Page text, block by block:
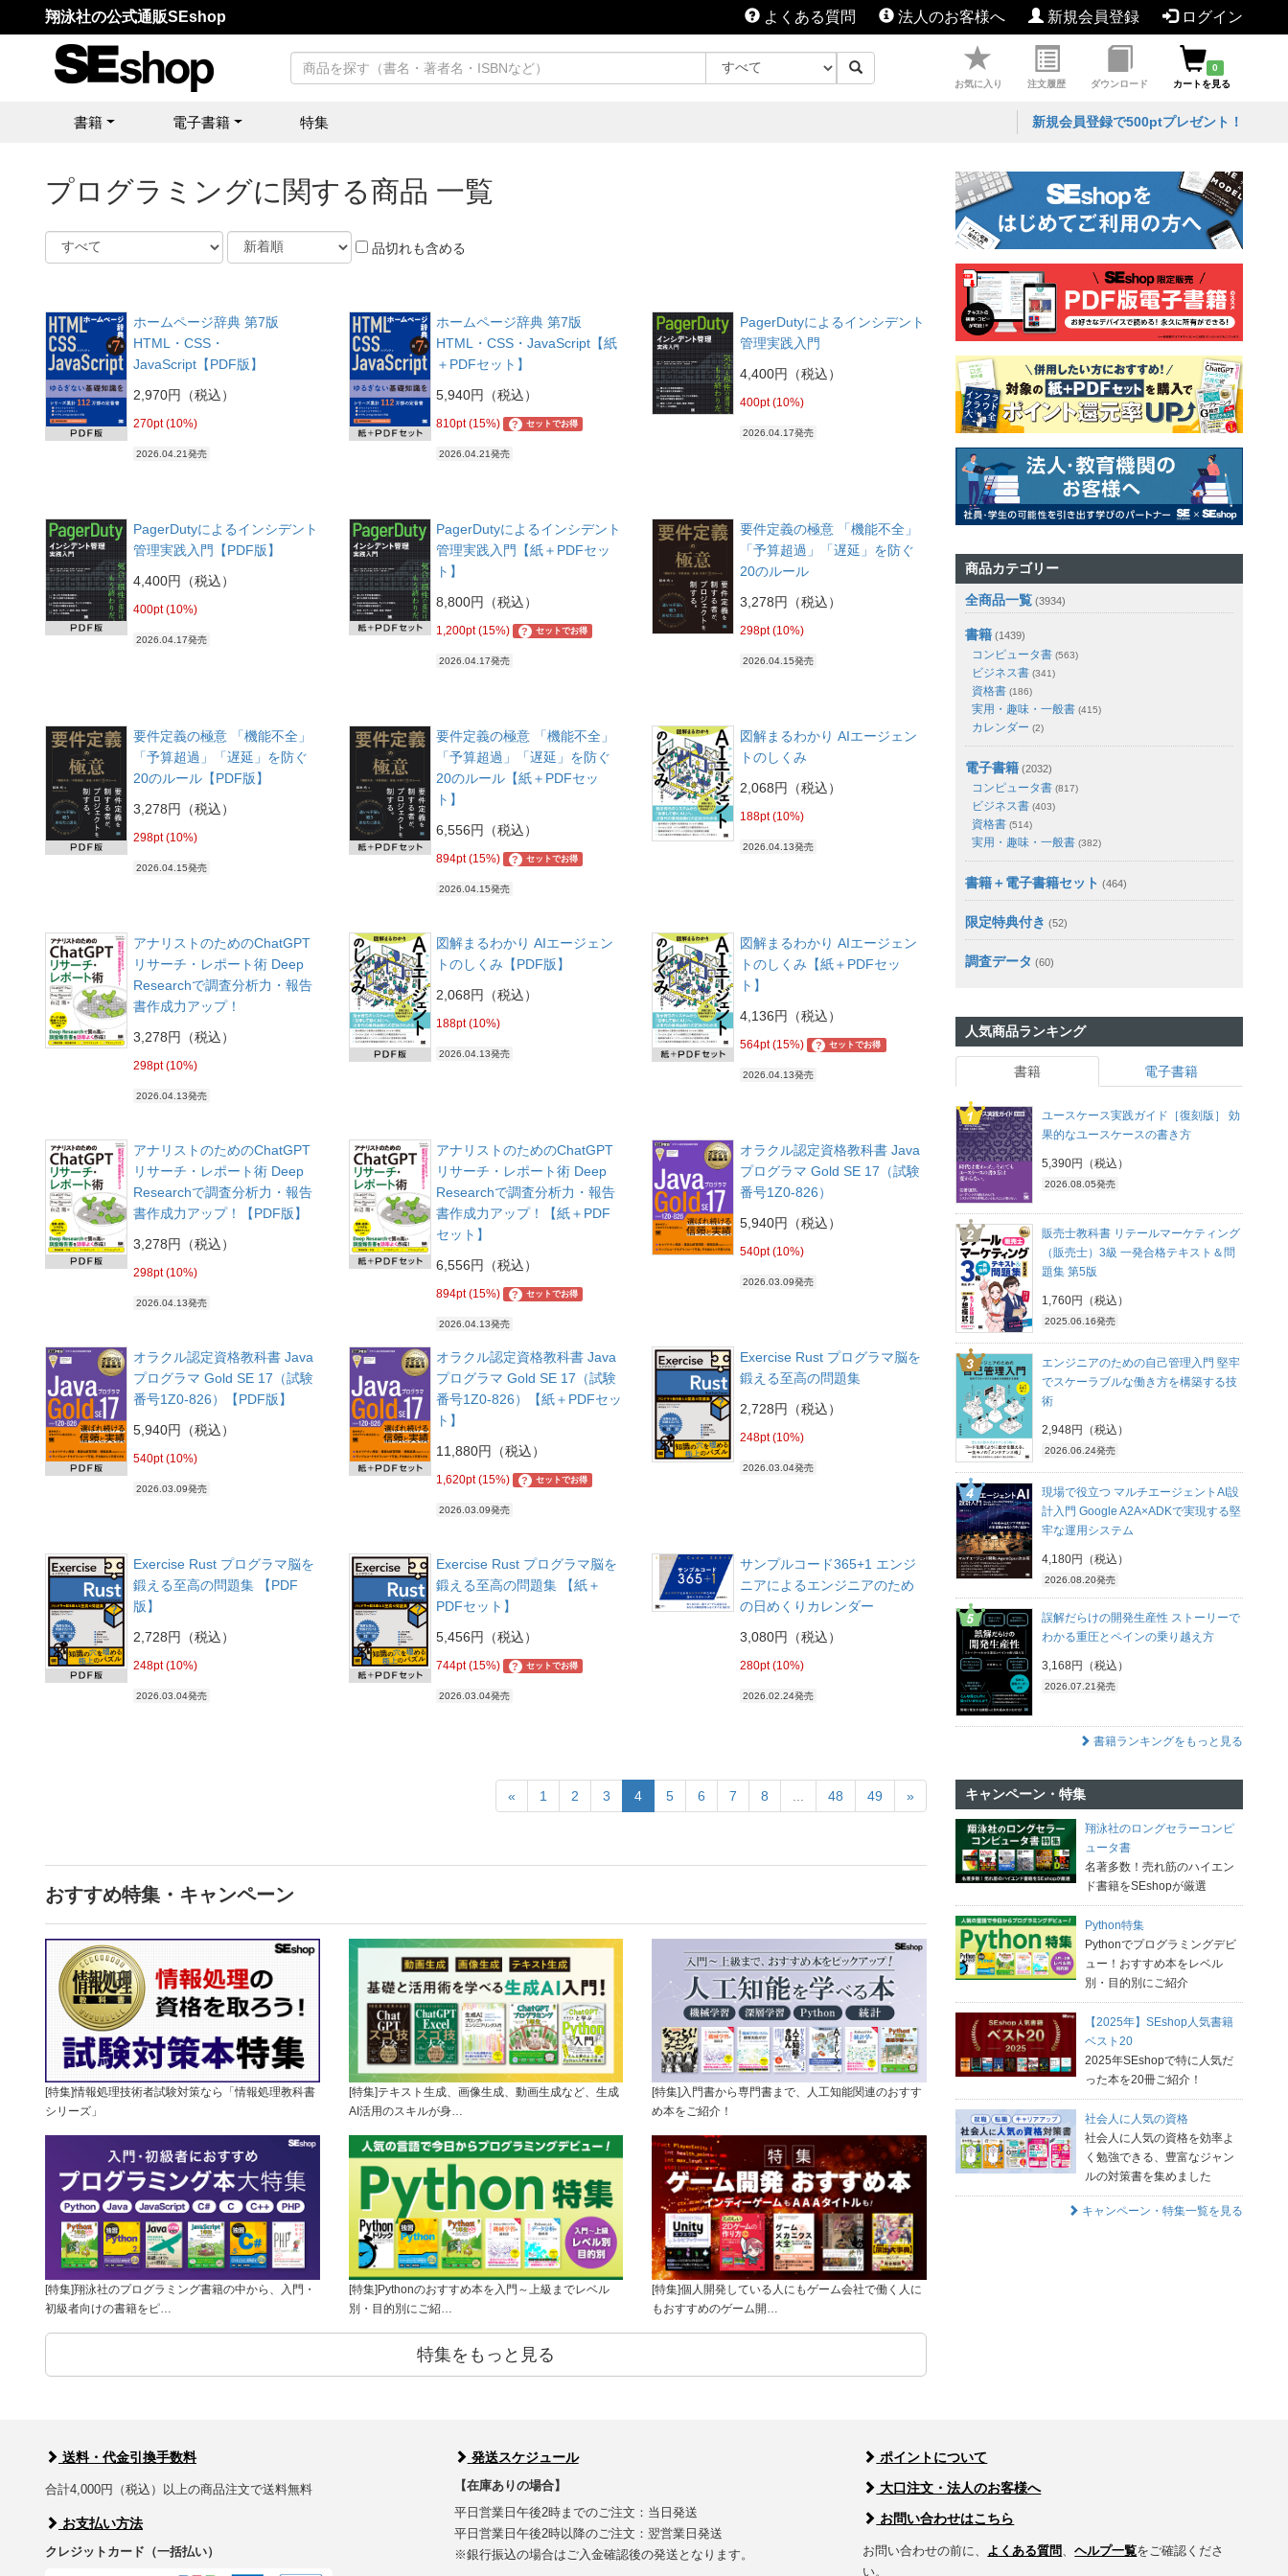
翔泳社の公式通販SEshop よくある質問 法人のお客様へ 新規会員登録 ログイン
お気に入り 注文履歴 ダウンロード
0
カートを見る
書籍 電子書籍 特集 新規会員登録で500ptプレゼント！
プログラミングに関する商品 一覧
品切れも含める
ホームページ辞典 第7版
HTML・CSS・
JavaScript【PDF版】
2,970円（税込）
270pt (10%)
2026.04.21発売
ホームページ辞典 第7版
HTML・CSS・JavaScript【紙
＋PDFセット】
5,940円（税込）
810pt (15%) ? セットでお得
2026.04.21発売
PagerDutyによるインシデント
管理実践入門
4,400円（税込）
400pt (10%)
2026.04.17発売
PagerDutyによるインシデント
管理実践入門【PDF版】
4,400円（税込）
400pt (10%)
2026.04.17発売
PagerDutyによるインシデント
管理実践入門【紙＋PDFセッ
ト】
8,800円（税込）
1,200pt (15%) ? セットでお得
2026.04.17発売
要件定義の極意 「機能不全」
「予算超過」「遅延」を防ぐ
20のルール
3,278円（税込）
298pt (10%)
2026.04.15発売
要件定義の極意 「機能不全」
「予算超過」「遅延」を防ぐ
20のルール【PDF版】
3,278円（税込）
298pt (10%)
2026.04.15発売
要件定義の極意 「機能不全」
「予算超過」「遅延」を防ぐ
20のルール【紙＋PDFセッ
ト】
6,556円（税込）
894pt (15%) ? セットでお得
2026.04.15発売
図解まるわかり AIエージェン
トのしくみ
2,068円（税込）
188pt (10%)
2026.04.13発売
アナリストのためのChatGPT
リサーチ・レポート術 Deep
Researchで調査分析力・報告
書作成力アップ！
3,278円（税込）
298pt (10%)
2026.04.13発売
図解まるわかり AIエージェン
トのしくみ【PDF版】
2,068円（税込）
188pt (10%)
2026.04.13発売
図解まるわかり AIエージェン
トのしくみ【紙＋PDFセッ
ト】
4,136円（税込）
564pt (15%) ? セットでお得
2026.04.13発売
アナリストのためのChatGPT
リサーチ・レポート術 Deep
Researchで調査分析力・報告
書作成力アップ！【PDF版】
3,278円（税込）
298pt (10%)
2026.04.13発売
アナリストのためのChatGPT
リサーチ・レポート術 Deep
Researchで調査分析力・報告
書作成力アップ！【紙＋PDF
セット】
6,556円（税込）
894pt (15%) ? セットでお得
2026.04.13発売
オラクル認定資格教科書 Java
プログラマ Gold SE 17（試験
番号1Z0-826）
5,940円（税込）
540pt (10%)
2026.03.09発売
オラクル認定資格教科書 Java
プログラマ Gold SE 17（試験
番号1Z0-826）【PDF版】
5,940円（税込）
540pt (10%)
2026.03.09発売
オラクル認定資格教科書 Java
プログラマ Gold SE 17（試験
番号1Z0-826）【紙＋PDFセッ
ト】
11,880円（税込）
1,620pt (15%) ? セットでお得
2026.03.09発売
Exercise Rust プログラマ脳を
鍛える至高の問題集
2,728円（税込）
248pt (10%)
2026.03.04発売
Exercise Rust プログラマ脳を
鍛える至高の問題集 【PDF
版】
2,728円（税込）
248pt (10%)
2026.03.04発売
Exercise Rust プログラマ脳を
鍛える至高の問題集 【紙＋
PDFセット】
5,456円（税込）
744pt (15%) ? セットでお得
2026.03.04発売
サンプルコード365+1 エンジ
ニアによるエンジニアのため
の日めくりカレンダー
3,080円（税込）
280pt (10%)
2026.02.24発売
« 1 2 3 4 5 6 7 8 48 49 »
おすすめ特集・キャンペーン
[特集]情報処理技術者試験対策なら「情報処理教科書
シリーズ」
[特集]テキスト生成、画像生成、動画生成など、生成
AI活用のスキルが身…
[特集]入門書から専門書まで、人工知能関連のおすす
め本をご紹介！
[特集]翔泳社のプログラミング書籍の中から、入門・
初級者向けの書籍をピ…
[特集]Pythonのおすすめ本を入門～上級までレベル
別・目的別にご紹…
[特集]個人開発している人にもゲーム会社で働く人に
もおすすめのゲーム開…
特集をもっと見る
商品カテゴリー
全商品一覧 (3934)
書籍 (1439)
コンピュータ書 (563)
ビジネス書 (341)
資格書 (186)
実用・趣味・一般書 (415)
カレンダー (2)
電子書籍 (2032)
コンピュータ書 (817)
ビジネス書 (403)
資格書 (514)
実用・趣味・一般書 (382)
書籍＋電子書籍セット (464)
限定特典付き (52)
調査データ (60)
人気商品ランキング
書籍 電子書籍
ユースケース実践ガイド［復刻版］ 効
果的なユースケースの書き方
5,390円（税込）
2026.08.05発売
販売士教科書 リテールマーケティング
（販売士）3級 一発合格テキスト＆問
題集 第5版
1,760円（税込）
2025.06.16発売
エンジニアのための自己管理入門 堅牢
でスケーラブルな働き方を構築する技
術
2,948円（税込）
2026.06.24発売
現場で役立つ マルチエージェントAI設
計入門 Google A2A×ADKで実現する堅
牢な運用システム
4,180円（税込）
2026.08.20発売
誤解だらけの開発生産性 ストーリーで
わかる重圧とペインの乗り越え方
3,168円（税込）
2026.07.21発売
書籍ランキングをもっと見る
キャンペーン・特集
翔泳社のロングセラーコンピ
ュータ書
名著多数！売れ筋のハイエン
ド書籍をSEshopが厳選
Python特集
Pythonでプログラミングデビ
ュー！おすすめ本をレベル
別・目的別にご紹介
【2025年】SEshop人気書籍
ベスト20
2025年SEshopで特に人気だ
った本を20冊ご紹介！
社会人に人気の資格
社会人に人気の資格を効率よ
く勉強できる、豊富なジャン
ルの対策書を集めました
キャンペーン・特集一覧を見る
送料・代金引換手数料
合計4,000円（税込）以上の商品注文で送料無料
お支払い方法
クレジットカード（一括払い）
発送スケジュール
【在庫ありの場合】
平日営業日午後2時までのご注文：当日発送
平日営業日午後2時以降のご注文：翌営業日発送
※銀行振込の場合はご入金確認後の発送となります。
ポイントについて
大口注文・法人のお客様へ
お問い合わせはこちら
お問い合わせの前に、 よくある質問 、ヘルプ一覧をご確認くださ
い。